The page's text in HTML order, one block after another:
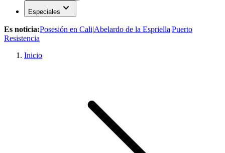
Especiales expand_more
Es noticia:Posesión en Cali|Abelardo de la Espriella|Puerto
Resistencia
Inicio